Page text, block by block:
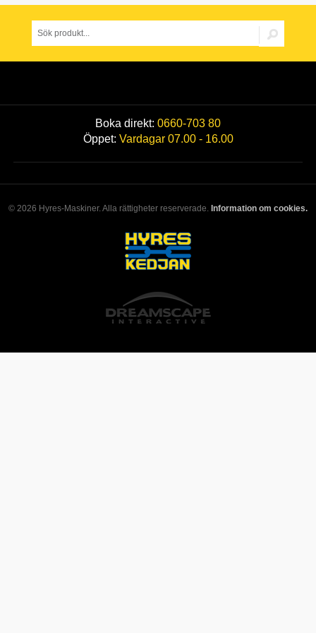
Boka direkt: 0660-703 80
Öppet: Vardagar 07.00 - 16.00
© 2026 Hyres-Maskiner. Alla rättigheter reserverade. Information om cookies.